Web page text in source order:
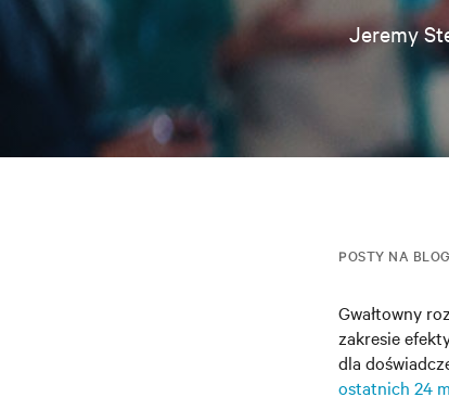
Jeremy
POSTY NA
Gwałtowny
zakresie
dla
ostatnich 24